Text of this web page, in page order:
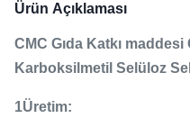
Ürün Açıklaması
CMC Gıda Katkı
Karboksilmetil Selüloz
1Üretim: